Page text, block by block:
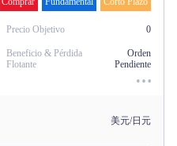
Precio Objetivo 0
Beneficio & Pérdida
Flotante
Orden
Pendiente
美元/日元